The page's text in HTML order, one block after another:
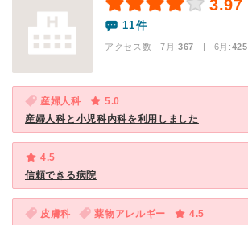
3.97
11件
アクセス数 7月:367 | 6月:425
産婦人科
5.0
産婦人科と小児科内科を利用しました
4.5
信頼できる病院
皮膚科 薬物アレルギー
4.5